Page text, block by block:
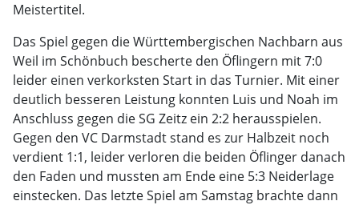
Meistertitel.
Das Spiel gegen die Württembergischen Nachbarn aus
Weil im Schönbuch bescherte den Öflingern mit 7:0
leider einen verkorksten Start in das Turnier. Mit einer
deutlich besseren Leistung konnten Luis und Noah im
Anschluss gegen die SG Zeitz ein 2:2 herausspielen.
Gegen den VC Darmstadt stand es zur Halbzeit noch
verdient 1:1, leider verloren die beiden Öflinger danach
den Faden und mussten am Ende eine 5:3 Neiderlage
einstecken. Das letzte Spiel am Samstag brachte dann